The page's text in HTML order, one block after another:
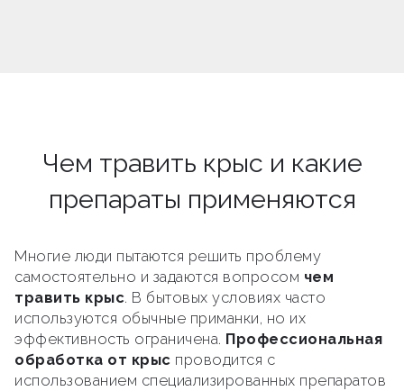
Чем травить крыс и какие
препараты применяются
Многие люди пытаются решить проблему
самостоятельно и задаются вопросом чем
травить крыс. В бытовых условиях часто
используются обычные приманки, но их
эффективность ограничена. Профессиональная
обработка от крыс проводится с
использованием специализированных препаратов